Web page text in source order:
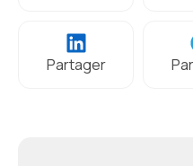
Partager